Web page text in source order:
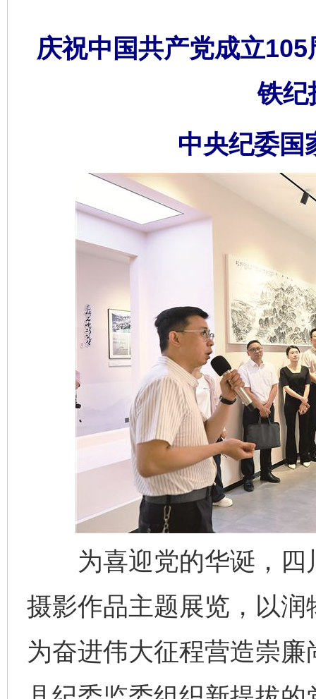
庆祝中国共产党成立
铁纪
中央纪委国
为喜迎党的华诞，四
摄影作品主题展览，以
为奋进伟大征程营造崇